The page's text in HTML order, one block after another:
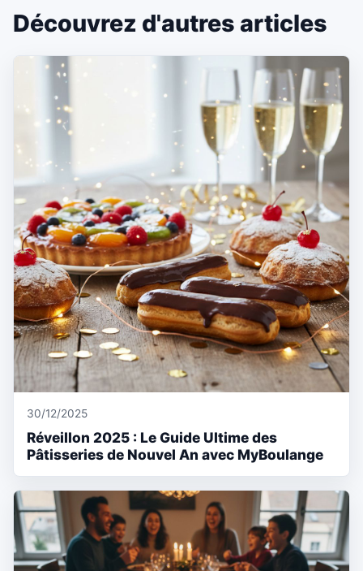
Découvrez d'autres articles
30/12/2025
Réveillon 2025 : Le Guide Ultime des
Pâtisseries de Nouvel An avec MyBoulange